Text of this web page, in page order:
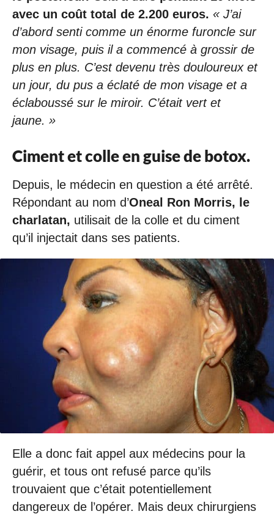
avec un coût total de 2.200 euros. « J’ai
d’abord senti comme un énorme furoncle sur
mon visage, puis il a commencé à grossir de
plus en plus. C’est devenu très douloureux et
un jour, du pus a éclaté de mon visage et a
éclaboussé sur le miroir. C’était vert et
jaune. »
Ciment et colle en guise de botox.
Depuis, le médecin en question a été arrêté.
Répondant au nom d’Oneal Ron Morris, le
charlatan, utilisait de la colle et du ciment
qu’il injectait dans ses patients.
Elle a donc fait appel aux médecins pour la
guérir, et tous ont refusé parce qu’ils
trouvaient que c’était potentiellement
dangereux de l’opérer. Mais deux chirurgiens